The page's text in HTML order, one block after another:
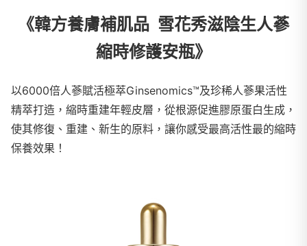
《韓方養膚補肌品 雪花秀滋陰生人蔘
縮時修護安瓶》
以6000倍人蔘賦活極萃Ginsenomics™及珍稀人蔘果活性
精萃打造，縮時重建年輕皮層，從根源促進膠原蛋白生成，
使其修復、重建、新生的原料，讓你感受最高活性最的縮時
保養效果！